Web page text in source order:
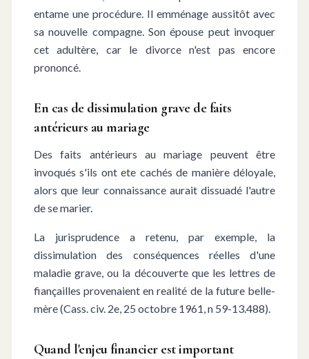
entame une procédure. Il emménage aussitôt avec
sa nouvelle compagne. Son épouse peut invoquer
cet adultère, car le divorce n'est pas encore
prononcé.
En cas de dissimulation grave de faits
antérieurs au mariage
Des faits antérieurs au mariage peuvent être
invoqués s'ils ont ete cachés de manière déloyale,
alors que leur connaissance aurait dissuadé l'autre
de se marier.
La jurisprudence a retenu, par exemple, la
dissimulation des conséquences réelles d'une
maladie grave, ou la découverte que les lettres de
fiançailles provenaient en realité de la future belle-
mère (Cass. civ. 2e, 25 octobre 1961, n 59-13.488).
Quand l'enjeu financier est important